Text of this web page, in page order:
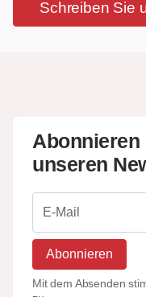
Schreiben Sie
Abonnieren
unseren
Abonnieren
Mit dem Absenden